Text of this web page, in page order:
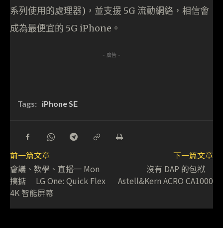
系列使用的處理器)，並支援 5G 流動網絡，相信會
成為最便宜的 5G iPhone。
- 廣告 -
Tags: iPhone SE
前一篇文章
會議、教學、直播一 Mon
搞掂 LG One: Quick Flex
4K 智能屏幕
下一篇文章
沒有 DAP 的包袱
Astell&Kern ACRO CA1000